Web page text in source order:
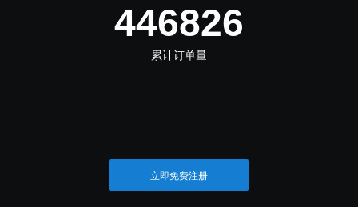
498383
累计订单量
立即免费注册